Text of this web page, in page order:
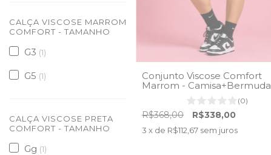
CALÇA VISCOSE MARROM
COMFORT - TAMANHO
G3 (1)
G5 (1)
CALÇA VISCOSE PRETA
COMFORT - TAMANHO
Gg (1)
Conjunto Viscose Comfort
Marrom - Camisa+Bermuda
(0)
R$368,00 R$338,00
3 x de R$112,67 sem juros